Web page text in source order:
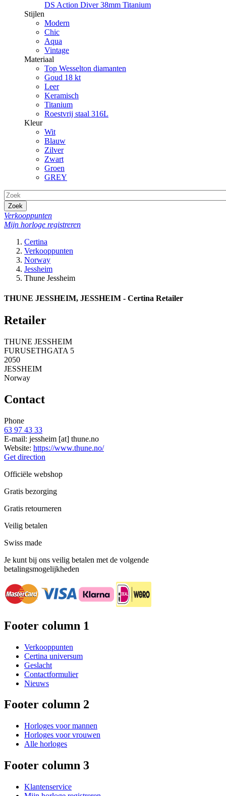
DS Action Diver 38mm Titanium
Stijlen
Modern
Chic
Aqua
Vintage
Materiaal
Top Wesselton diamanten
Goud 18 kt
Leer
Keramisch
Titanium
Roestvrij staal 316L
Kleur
Wit
Blauw
Zilver
Zwart
Groen
GREY
Zoek
Verkooppunten
Mijn horloge registreren
Certina
Verkooppunten
Norway
Jessheim
Thune Jessheim
THUNE JESSHEIM, JESSHEIM - Certina Retailer
Retailer
THUNE JESSHEIM
FURUSETHGATA 5
2050
JESSHEIM
Norway
Contact
Phone
63 97 43 33
E-mail: jessheim [at] thune.no
Website: https://www.thune.no/
Get direction
Officiële webshop
Gratis bezorging
Gratis retourneren
Veilig betalen
Swiss made
Je kunt bij ons veilig betalen met de volgende
betalingsmogelijkheden
Footer column 1
Verkooppunten
Certina universum
Geslacht
Contactformulier
Nieuws
Footer column 2
Horloges voor mannen
Horloges voor vrouwen
Alle horloges
Footer column 3
Klantenservice